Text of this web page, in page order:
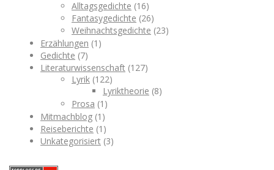
Alltagsgedichte (16)
Fantasygedichte (26)
Weihnachtsgedichte (23)
Erzählungen (1)
Gedichte (7)
Literaturwissenschaft (127)
Lyrik (122)
Lyriktheorie (8)
Prosa (1)
Mitmachblog (1)
Reiseberichte (1)
Unkategorisiert (3)